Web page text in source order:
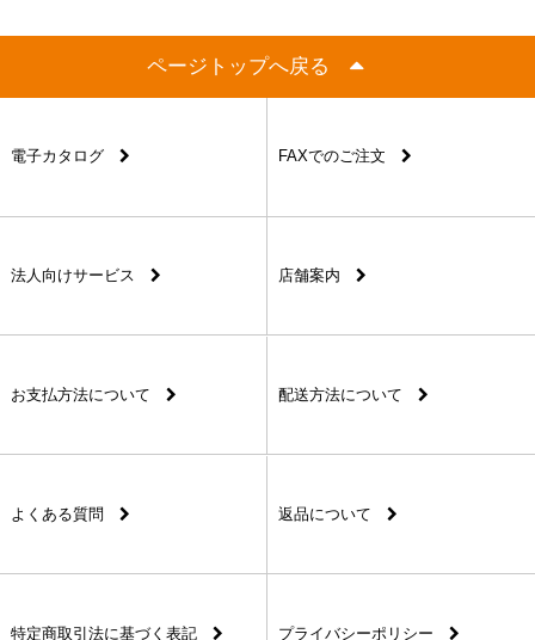
ページトップへ戻る
電子カタログ FAXでのご注文
法人向けサービス 店舗案内
お支払方法について 配送方法について
よくある質問 返品について
特定商取引法に基づく表記 プライバシーポリシー